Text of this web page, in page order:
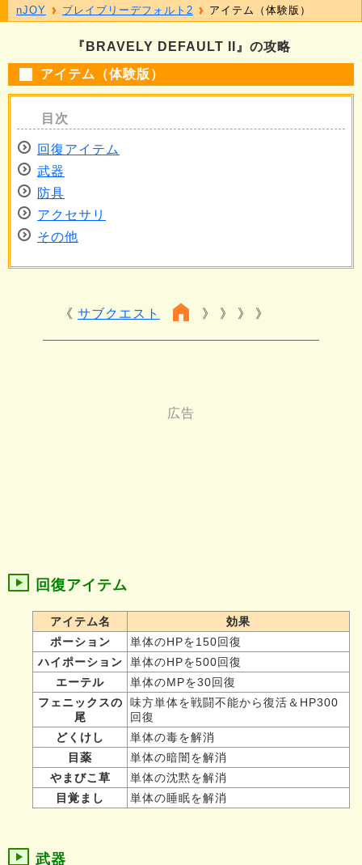
『BRAVELY DEFAULT II』の攻略
アイテム（体験版）
回復アイテム
武器
防具
アクセサリ
その他
サブクエスト 》 》 》
回復アイテム
アイテム名
効果
ポーション
単体のHPを150回復
ハイポーション
単体のHPを500回復
エーテル
単体のMPを30回復
フェニックスの
尾
味方単体を戦闘不能から復活＆HP300
回復
どくけし
単体の毒を解消
目薬
単体の暗闇を解消
やまびこ草
単体の沈黙を解消
目覚まし
単体の睡眠を解消
武器
nJOY ブレイブリーデフォルト2 アイテム（体験版）